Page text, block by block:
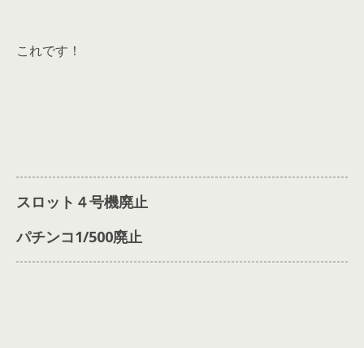
これです！
スロット４号機廃止
パチンコ1/500廃止